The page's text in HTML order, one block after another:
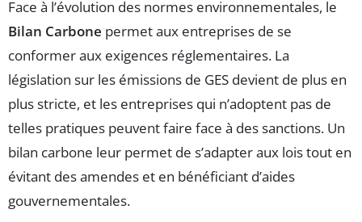
Face à l’évolution des normes environnementales, le
Bilan Carbone permet aux entreprises de se
conformer aux exigences réglementaires. La
législation sur les émissions de GES devient de plus en
plus stricte, et les entreprises qui n’adoptent pas de
telles pratiques peuvent faire face à des sanctions. Un
bilan carbone leur permet de s’adapter aux lois tout en
évitant des amendes et en bénéficiant d’aides
gouvernementales.